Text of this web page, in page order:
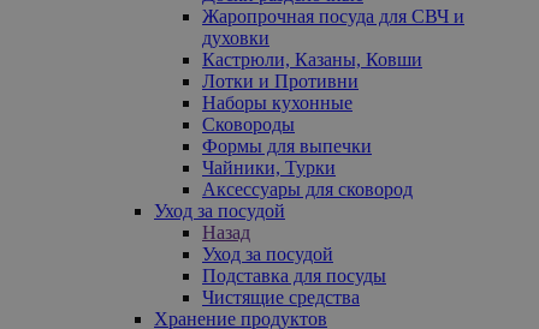
Жаропрочная посуда для СВЧ и
духовки
Кастрюли, Казаны, Ковши
Лотки и Противни
Наборы кухонные
Сковороды
Формы для выпечки
Чайники, Турки
Аксессуары для сковород
Уход за посудой
Назад
Уход за посудой
Подставка для посуды
Чистящие средства
Хранение продуктов